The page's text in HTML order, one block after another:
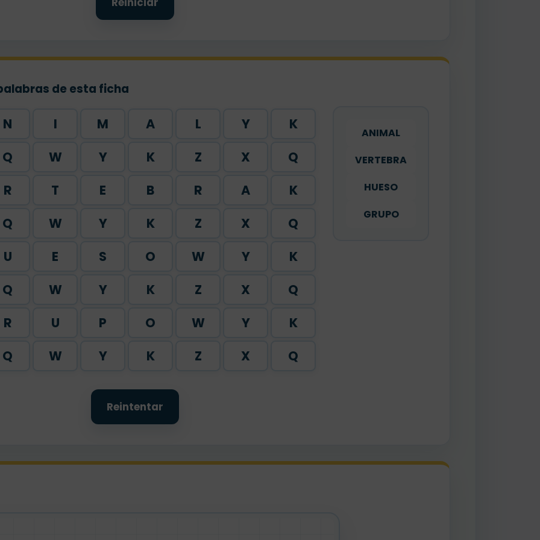
de esta ficha
N I M A L Y
K
Q
W Y K Z X
Q
R
T E B R A
K
Q
W Y K Z X
Q
U
E S O W Y
K
Q
W Y K Z X
Q
R
U P O W Y
K
Q
W Y K Z X Q
ANIMAL
VERTEBRA
HUESO
GRUPO
Reintentar